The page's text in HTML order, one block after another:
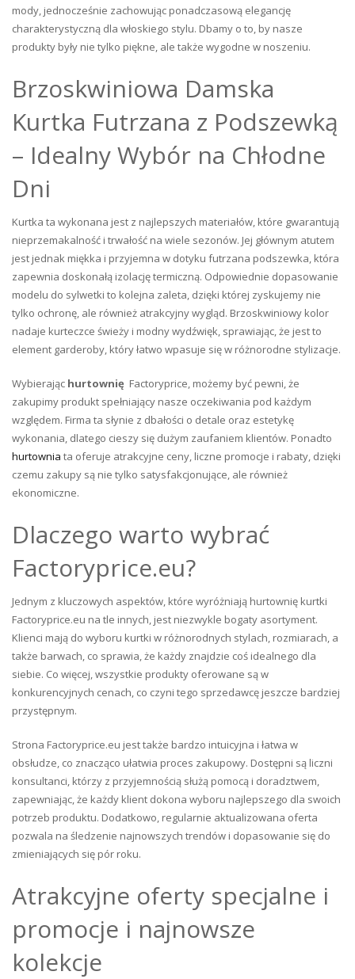
mody, jednocześnie zachowując ponadczasową elegancję
charakterystyczną dla włoskiego stylu. Dbamy o to, by nasze
produkty były nie tylko piękne, ale także wygodne w noszeniu.
Brzoskwiniowa Damska
Kurtka Futrzana z Podszewką
– Idealny Wybór na Chłodne
Dni
Kurtka ta wykonana jest z najlepszych materiałów, które gwarantują
nieprzemakalność i trwałość na wiele sezonów. Jej głównym atutem
jest jednak miękka i przyjemna w dotyku futrzana podszewka, która
zapewnia doskonałą izolację termiczną. Odpowiednie dopasowanie
modelu do sylwetki to kolejna zaleta, dzięki której zyskujemy nie
tylko ochronę, ale również atrakcyjny wygląd. Brzoskwiniowy kolor
nadaje kurteczce świeży i modny wydźwięk, sprawiając, że jest to
element garderoby, który łatwo wpasuje się w różnorodne stylizacje.
Wybierając hurtownię Factoryprice, możemy być pewni, że
zakupimy produkt spełniający nasze oczekiwania pod każdym
względem. Firma ta słynie z dbałości o detale oraz estetykę
wykonania, dlatego cieszy się dużym zaufaniem klientów. Ponadto
hurtownia ta oferuje atrakcyjne ceny, liczne promocje i rabaty, dzięki
czemu zakupy są nie tylko satysfakcjonujące, ale również
ekonomiczne.
Dlaczego warto wybrać
Factoryprice.eu?
Jednym z kluczowych aspektów, które wyróżniają hurtownię kurtki
Factoryprice.eu na tle innych, jest niezwykle bogaty asortyment.
Klienci mają do wyboru kurtki w różnorodnych stylach, rozmiarach, a
także barwach, co sprawia, że każdy znajdzie coś idealnego dla
siebie. Co więcej, wszystkie produkty oferowane są w
konkurencyjnych cenach, co czyni tego sprzedawcę jeszcze bardziej
przystępnym.
Strona Factoryprice.eu jest także bardzo intuicyjna i łatwa w
obsłudze, co znacząco ułatwia proces zakupowy. Dostępni są liczni
konsultanci, którzy z przyjemnością służą pomocą i doradztwem,
zapewniając, że każdy klient dokona wyboru najlepszego dla swoich
potrzeb produktu. Dodatkowo, regularnie aktualizowana oferta
pozwala na śledzenie najnowszych trendów i dopasowanie się do
zmieniających się pór roku.
Atrakcyjne oferty specjalne i
promocje i najnowsze
kolekcje